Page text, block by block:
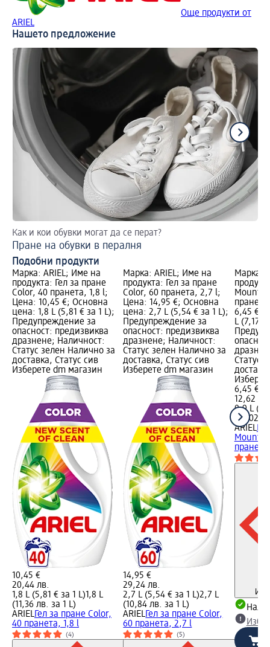
Още продукти от
ARIEL
Нашето предложение
Как и кои обувки могат да се перат?
Пране на обувки в пералня
Подобни продукти
Марка: ARIEL; Име на
продукта: Гел за пране
Color, 40 пранета, 1,8 l;
Цена: 10,45 €; Основна
цена: 1,8 L (5,81 € за 1 L);
Предупреждение за
опасност: предизвиква
дразнене; Наличност:
Статус зелен Налично за
доставка, Статус сив
Изберете dm магазин
10,45 €
20,44 лв.
1,8 L (5,81 € за 1 L)1,8 L
(11,36 лв. за 1 L)
ARIELГел за пране Color,
40 пранета, 1,8 l
(4)
Марка: ARIEL; Име на
продукта: Гел за пране
Color, 60 пранета, 2,7 l;
Цена: 14,95 €; Основна
цена: 2,7 L (5,54 € за 1 L);
Предупреждение за
опасност: предизвиква
дразнене; Наличност:
Статус зелен Налично за
доставка, Статус сив
Изберете dm магазин
14,95 €
29,24 лв.
2,7 L (5,54 € за 1 L)2,7 L
(10,84 лв. за 1 L)
ARIELГел за пране Color,
60 пранета, 2,7 l
(5)
Марка:
6,45 €;
L (7,17 €
Статус
6,45 €
12,62 лв.
0,9 L
(14,02
ARIEL